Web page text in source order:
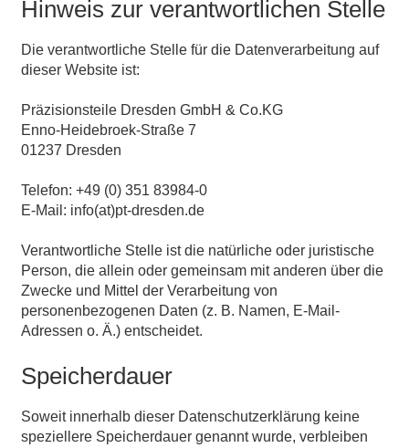
Hinweis zur verantwortlichen Stelle
Die verantwortliche Stelle für die Datenverarbeitung auf
dieser Website ist:
Präzisionsteile Dresden GmbH & Co.KG
Enno-Heidebroek-Straße 7
01237 Dresden
Telefon: +49 (0) 351 83984-0
E-Mail: info(at)pt-dresden.de
Verantwortliche Stelle ist die natürliche oder juristische
Person, die allein oder gemeinsam mit anderen über die
Zwecke und Mittel der Verarbeitung von
personenbezogenen Daten (z. B. Namen, E-Mail-
Adressen o. Ä.) entscheidet.
Speicherdauer
Soweit innerhalb dieser Datenschutzerklärung keine
speziellere Speicherdauer genannt wurde, verbleiben